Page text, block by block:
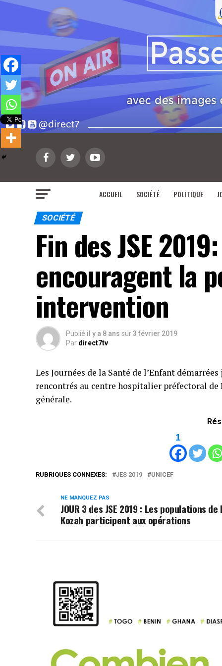
ACCUEIL SOCIÉTÉ POLITIQUE
SOCIÉTÉ
Fin des JSE
encouragent la
intervention
Publié il y a 8 ans sur3 février 2019
Par direct7tv
Les Journées de la Santé de l’Enfant
rencontrés au centre hospitalier préfectoral
générale.
1
RUBRIQUES CONNEXES: JES 2019 UNICEF
NE MANQUEZ PAS
JOUR 3 des JSE 2019 : Les populations de
Kozah participent aux opérations